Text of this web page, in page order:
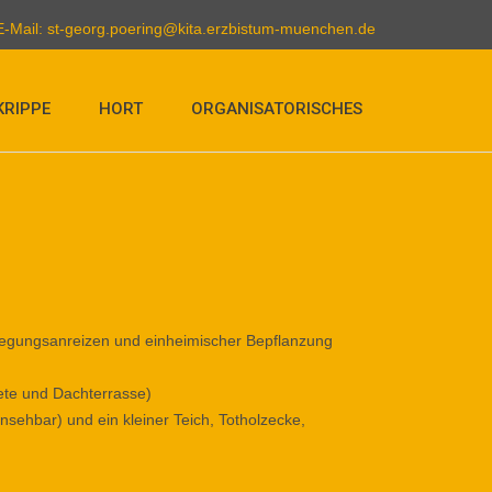
Mail: st-georg.poering@kita.erzbistum-muenchen.de
HORT ORGANISATORISCHES
und einheimischer Bepflanzung
und Dachterrasse)
und ein kleiner Teich, Totholzecke,